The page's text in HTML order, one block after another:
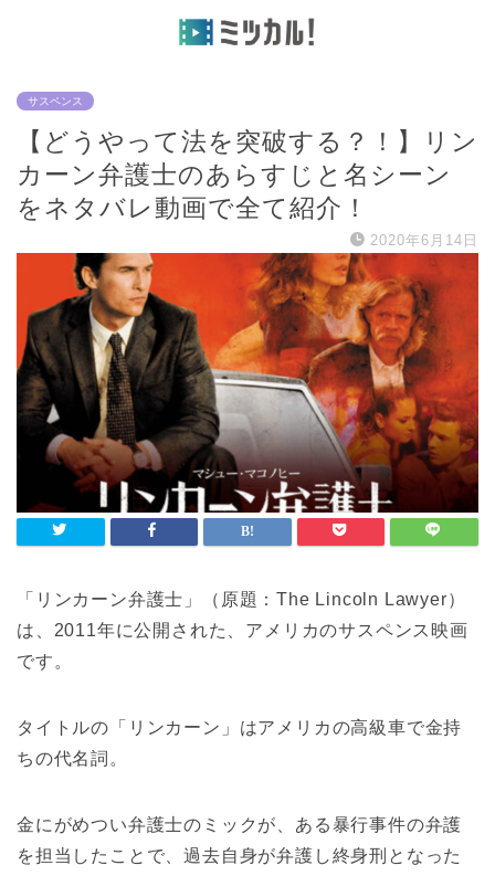
サスペンス
【どうやって法を突破する？！】リン
カーン弁護士のあらすじと名シーン
をネタバレ動画で全て紹介！
2020年6月14日
「リンカーン弁護士」（原題：The Lincoln Lawyer）
は、2011年に公開された、アメリカのサスペンス映画
です。
タイトルの「リンカーン」はアメリカの高級車で金持
ちの代名詞。
金にがめつい弁護士のミックが、ある暴行事件の弁護
を担当したことで、過去自身が弁護し終身刑となった